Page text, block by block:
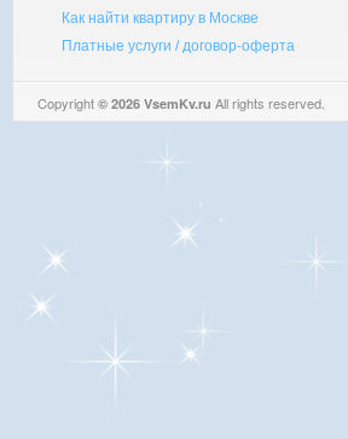
Как найти квартиру в Москве
Платные услуги / договор-оферта
Copyright © 2026 VsemKv.ru All rights reserved.